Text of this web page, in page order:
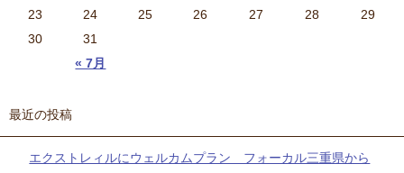
« 7月
23
24 25 26 27 28
29
30
31
最近の投稿
エクストレィルにウェルカムプラン フォーカル三重県から